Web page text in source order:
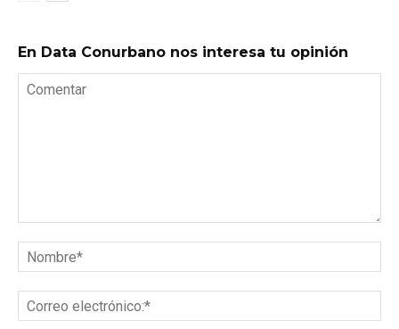
En Data Conurbano nos interesa tu opinión